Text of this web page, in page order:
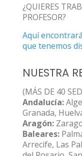
¿QUIERES
PROFESOR?
Aquí
que tenemos
NUESTRA
(MÁS DE 40
Andalucía:
Granada,
Aragón:
Baleares:
Arrecife, Las